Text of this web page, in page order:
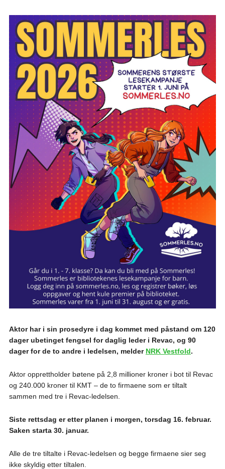
Aktor har i sin prosedyre i dag kommet med påstand om 120
dager ubetinget fengsel for daglig leder i Revac, og 90
dager for de to andre i ledelsen, melder NRK Vestfold.
Aktor opprettholder bøtene på 2,8 millioner kroner i bot til Revac
og 240.000 kroner til KMT – de to firmaene som er tiltalt
sammen med tre i Revac-ledelsen.
Siste rettsdag er etter planen i morgen, torsdag 16. februar.
Saken starta 30. januar.
Alle de tre tiltalte i Revac-ledelsen og begge firmaene sier seg
ikke skyldig etter tiltalen.